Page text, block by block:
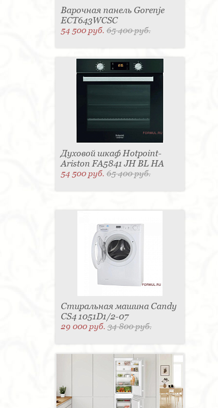
Варочная панель Gorenje
ECT643WCSC
54 500 руб.65 400 руб.
Духовой шкаф Hotpoint-
Ariston FA5841 JH BL HA
54 500 руб.65 400 руб.
Стиральная машина Candy
CS4 1051D1/2-07
29 000 руб.34 800 руб.